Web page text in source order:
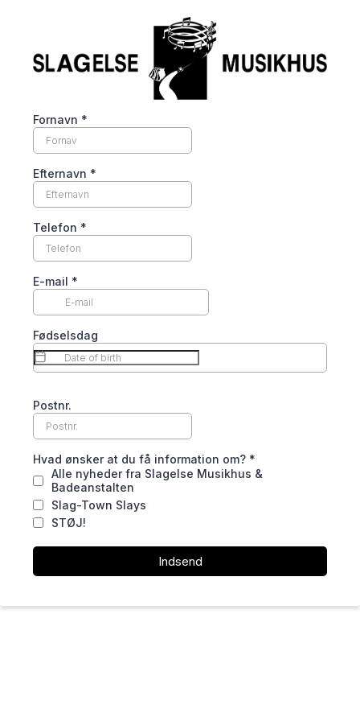
Fornavn *
Efternavn *
Telefon *
E-mail *
Fødselsdag
Postnr.
Hvad ønsker at du få information om? *
Alle nyheder fra Slagelse Musikhus &
Badeanstalten
Slag-Town Slays
STØJ!
Indsend